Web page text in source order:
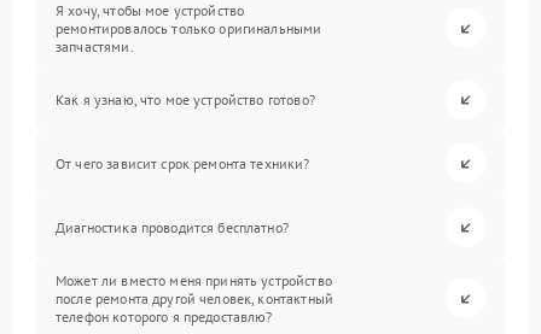
Я хочу, чтобы мое устройство
ремонтировалось только оригинальными
запчастями.
Как я узнаю, что мое устройство готово?
От чего зависит срок ремонта техники?
Диагностика проводится бесплатно?
Может ли вместо меня принять устройство
после ремонта другой человек, контактный
телефон которого я предоставлю?